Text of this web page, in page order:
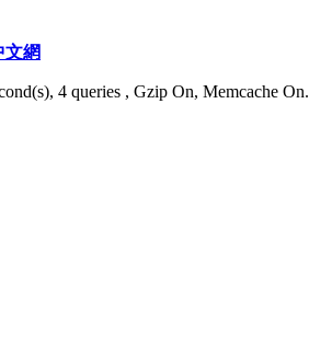
網
4 queries , Gzip On, Memcache On.